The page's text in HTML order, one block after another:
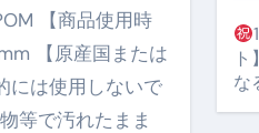
性能BTOを最安で手に入れる
極のスマホ防衛システム」完
全ガイド
【商品使用時
【原産国または
には使用しないで
等で汚れたまま
な